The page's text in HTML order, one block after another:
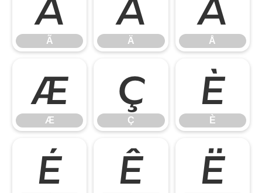
Ã Ä Å
Æ
Æ
Ç
Ç
È
È
É Ê Ë